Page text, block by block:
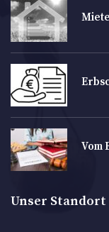
Vom
Unser Standort